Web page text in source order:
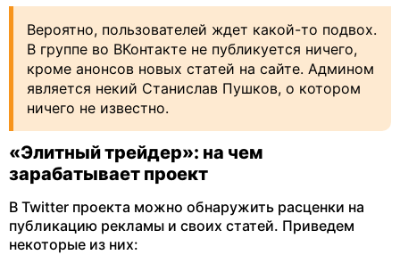
Вероятно, пользователей ждет какой-то подвох.
В группе во ВКонтакте не публикуется ничего,
кроме анонсов новых статей на сайте. Админом
является некий Станислав Пушков, о котором
ничего не известно.
«Элитный трейдер»: на чем
зарабатывает проект
В Twitter проекта можно обнаружить расценки на
публикацию рекламы и своих статей. Приведем
некоторые из них: